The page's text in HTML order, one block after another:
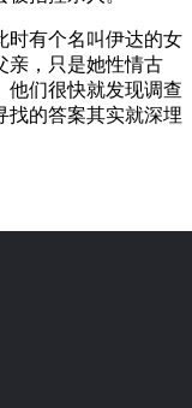
有个名叫伊达的女
亲，只是她性情古
他们很快就发现调查
找的答案其实就深埋